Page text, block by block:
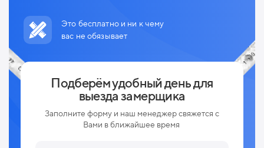
Это бесплатно и ни к чему
вас не обязывает
Подберём удобный день для
выезда замерщика
Заполните форму и наш менеджер свяжется с
Вами в ближайшее время